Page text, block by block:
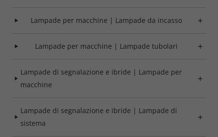
Lampade per macchine | Lampade da incasso
Lampade per macchine | Lampade tubolari
Lampade di segnalazione e ibride | Lampade per
macchine
Lampade di segnalazione e ibride | Lampade di
sistema
Accept All
Legal notice Privacy policy